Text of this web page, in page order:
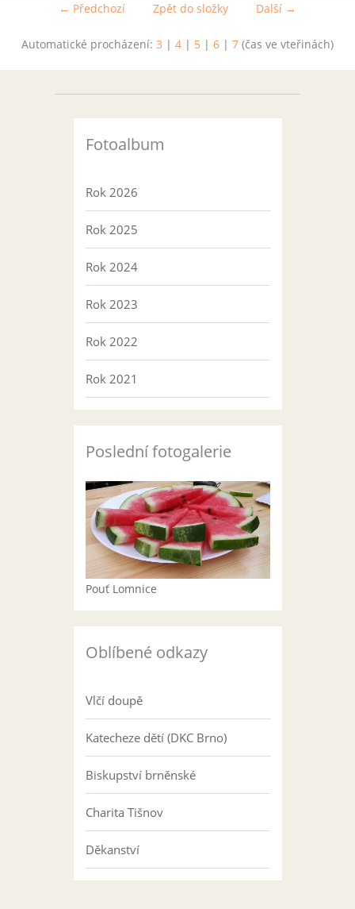
← Předchozí Další →
Zpět do složky
Automatické procházení: 3 | 4 | 5 | 6 | 7 (čas ve vteřinách)
Fotoalbum
Rok 2026
Rok 2025
Rok 2024
Rok 2023
Rok 2022
Rok 2021
Poslední fotogalerie
Pouť Lomnice
Oblíbené odkazy
Vlčí doupě
Katecheze dětí (DKC Brno)
Biskupství brněnské
Charita Tišnov
Děkanství